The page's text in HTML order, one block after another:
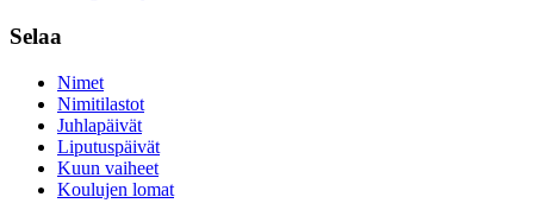
Selaa
Nimet
Nimitilastot
Juhlapäivät
Liputuspäivät
Kuun vaiheet
Koulujen lomat